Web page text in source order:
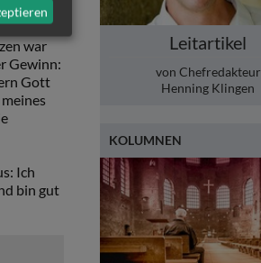
Leitartikel
von Chefredakteur
Henning Klingen
KOLUMNEN
ein
vor
war
Gewinn:
Gott
Ich
bin gut